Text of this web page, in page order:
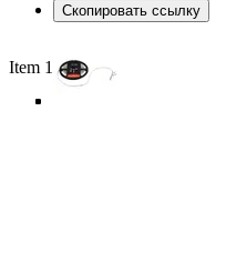
Скопировать ссылку
Item 1 of 5